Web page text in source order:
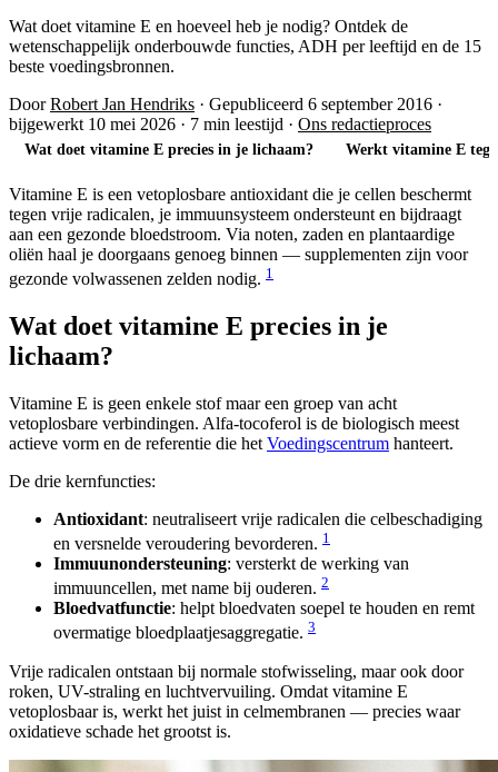
Wat doet vitamine E en hoeveel heb je nodig? Ontdek de
wetenschappelijk onderbouwde functies, ADH per leeftijd en de 15
beste voedingsbronnen.
DoorRobert Jan Hendriks · Gepubliceerd 6 september 2016 ·
bijgewerkt 10 mei 2026 · 7 min leestijd · Ons redactieproces
Wat doet vitamine E precies in je lichaam? Werkt vitamine E
Vitamine E is een vetoplosbare antioxidant die je cellen beschermt
tegen vrije radicalen, je immuunsysteem ondersteunt en bijdraagt
aan een gezonde bloedstroom. Via noten, zaden en plantaardige
oliën haal je doorgaans genoeg binnen — supplementen zijn voor
gezonde volwassenen zelden nodig. 1
Wat doet vitamine E precies in je
lichaam?
Vitamine E is geen enkele stof maar een groep van acht
vetoplosbare verbindingen. Alfa-tocoferol is de biologisch meest
actieve vorm en de referentie die het Voedingscentrum hanteert.
De drie kernfuncties:
Antioxidant: neutraliseert vrije radicalen die celbeschadiging
en versnelde veroudering bevorderen. 1
Immuunondersteuning: versterkt de werking van
immuuncellen, met name bij ouderen. 2
Bloedvatfunctie: helpt bloedvaten soepel te houden en remt
overmatige bloedplaatjesaggregatie. 3
Vrije radicalen ontstaan bij normale stofwisseling, maar ook door
roken, UV-straling en luchtvervuiling. Omdat vitamine E
vetoplosbaar is, werkt het juist in celmembranen — precies waar
oxidatieve schade het grootst is.